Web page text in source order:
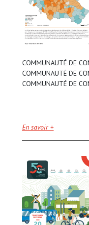
COMMUNAUTÉ DE
COMMUNAUTÉ DE
COMMUNAUTÉ DE
En savoir +